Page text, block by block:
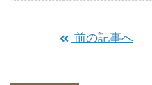
前の記事へ